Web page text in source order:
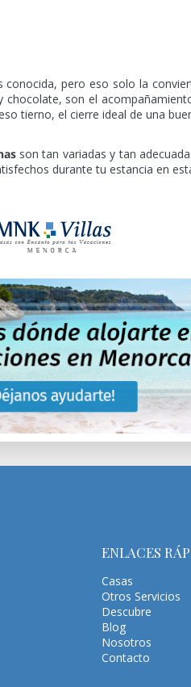
pero eso solo la
son el
tierno, el cierre ideal de una
son tan variadas y tan
durante tu estancia en
ENLACES
Casas
Otros Servicios
Descubre
Blog
Nosotros
Contacto